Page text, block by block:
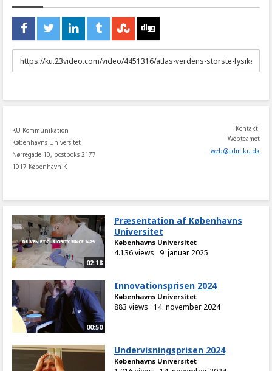
URL
to
KU Kommunikation
Københavns Universitet
Nørregade 10, postboks 2177
1017 København K
Kontakt:
Webteamet
web@adm.ku.dk
02:18
Præsentation af Københavns
Universitet
Københavns Universitet
4.136 views 9. januar 2025
00:50
Innovationsprisen 2024
Københavns Universitet
883 views 14. november 2024
Undervisningsprisen 2024
Københavns Universitet